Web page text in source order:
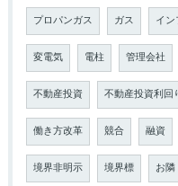
プロパンガス ガス イン
変電気 電柱 管理会社
不動産投資 不動産投資利回
働き方改革 競合 融資
境界非明示 境界標 お隣